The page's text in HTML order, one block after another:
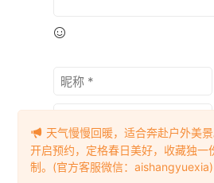
天气慢慢回暖，适合奔赴户外美
开启预约，定格春日美好，收藏独一
制。(官方客服微信：aishangyuexia)